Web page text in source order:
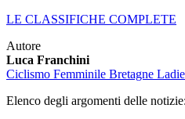
LE CLASSIFICHE COMPLETE
Autore
Luca Franchini
Ciclismo Femminile Bretagne
Elenco degli argomenti delle notizie: